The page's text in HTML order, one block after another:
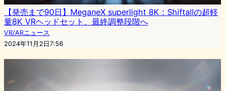
【発売まで90日】MeganeX superlight 8K：Shiftallの超軽
量8K VRヘッドセット、最終調整段階へ
VR/ARニュース
2024年11月2日7:56